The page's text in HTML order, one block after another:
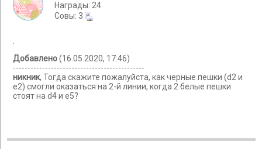
Награды: 24
Cовы: 3
.
Добавлено(16.05.2020, 17:46)
---------------------------------------------
никник, Тогда скажите пожалуйста, как черные пешки (d2 и
e2) смогли оказаться на 2-й линии, когда 2 белые пешки
стоят на d4 и e5?